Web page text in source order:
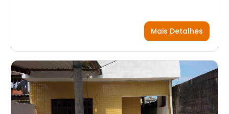
Mais Detalhes